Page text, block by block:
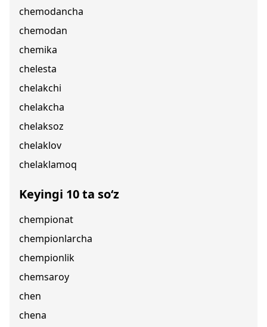
chemodancha
chemodan
chemika
chelesta
chelakchi
chelakcha
chelaksoz
chelaklov
chelaklamoq
Keyingi 10 ta so‘z
chempionat
chempionlarcha
chempionlik
chemsaroy
chen
chena